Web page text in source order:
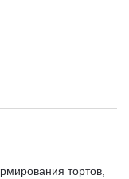
тортов,